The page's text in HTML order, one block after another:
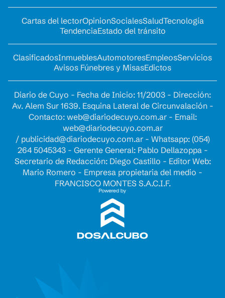
Cartas del lectorOpinionSocialesSaludTecnología
TendenciaEstado del tránsito
ClasificadosInmueblesAutomotoresEmpleosServicios
Avisos Fúnebres y MisasEdictos
Diario de Cuyo - Fecha de Inicio: 11/2003 - Dirección:
Av. Alem Sur 1639. Esquina Lateral de Circunvalación -
Contacto: web@diariodecuyo.com.ar- Email:
web@diariodecuyo.com.ar
/ publicidad@diariodecuyo.com.ar- Whatsapp: (054)
264 5045343 - Gerente General: Pablo Dellazoppa -
Secretario de Redacción: Diego Castillo - Editor Web:
Mario Romero - Empresa propietaria del medio -
FRANCISCO MONTES S.A.C.I.F.